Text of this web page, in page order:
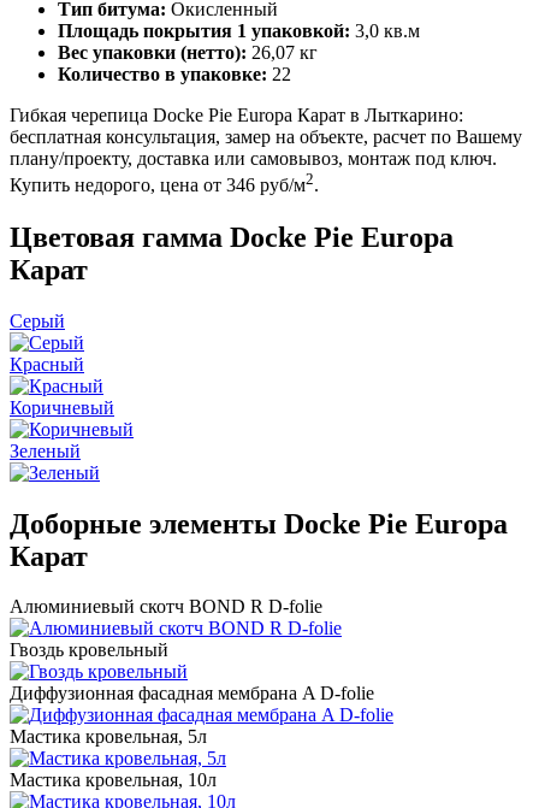
Тип битума: Окисленный
Площадь покрытия 1 упаковкой: 3,0 кв.м
Вес упаковки (нетто): 26,07 кг
Количество в упаковке: 22
Гибкая черепица Docke Pie Europa Карат в Лыткарино:
бесплатная консультация, замер на объекте, расчет по Вашему
плану/проекту, доставка или самовывоз, монтаж под ключ.
Купить недорого, цена от 346 руб/м2.
Цветовая гамма Docke Pie Europa
Карат
Серый
Красный
Коричневый
Зеленый
Доборные элементы Docke Pie Europa
Карат
Алюминиевый скотч BOND R D-folie
Гвоздь кровельный
Диффузионная фасадная мембрана A D-folie
Мастика кровельная, 5л
Мастика кровельная, 10л